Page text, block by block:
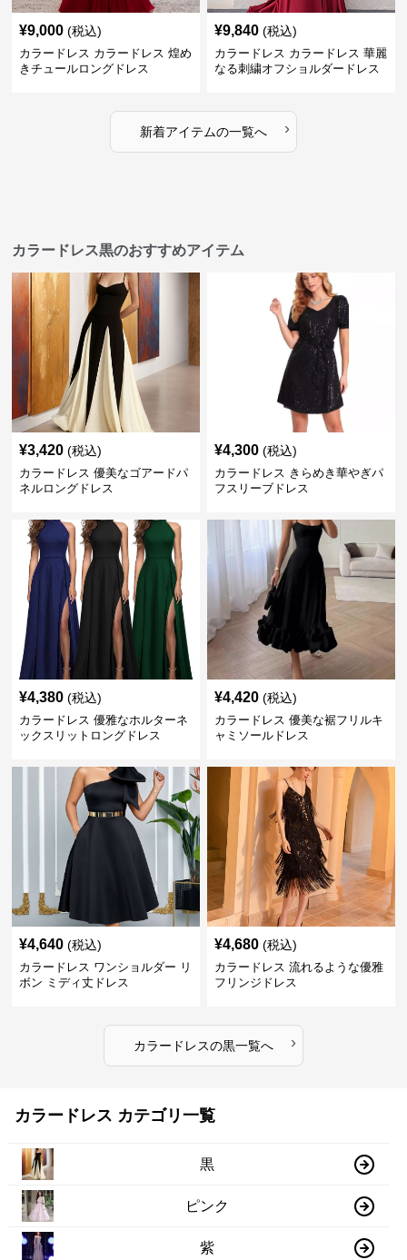
¥9,000 (税込)
カラードレス カラードレス 煌め
きチュールロングドレス
¥9,840 (税込)
カラードレス カラードレス 華麗
なる刺繍オフショルダードレス
新着アイテムの一覧へ ›
カラードレス黒のおすすめアイテム
¥3,420 (税込)
カラードレス 優美なゴアードパ
ネルロングドレス
¥4,300 (税込)
カラードレス きらめき華やぎパ
フスリーブドレス
¥4,380 (税込)
カラードレス 優雅なホルターネ
ックスリットロングドレス
¥4,420 (税込)
カラードレス 優美な裾フリルキ
ャミソールドレス
¥4,640 (税込)
カラードレス ワンショルダー リ
ボン ミディ丈ドレス
¥4,680 (税込)
カラードレス 流れるような優雅
フリンジドレス
カラードレスの黒一覧へ ›
カラードレス カテゴリ一覧
黒
ピンク
紫